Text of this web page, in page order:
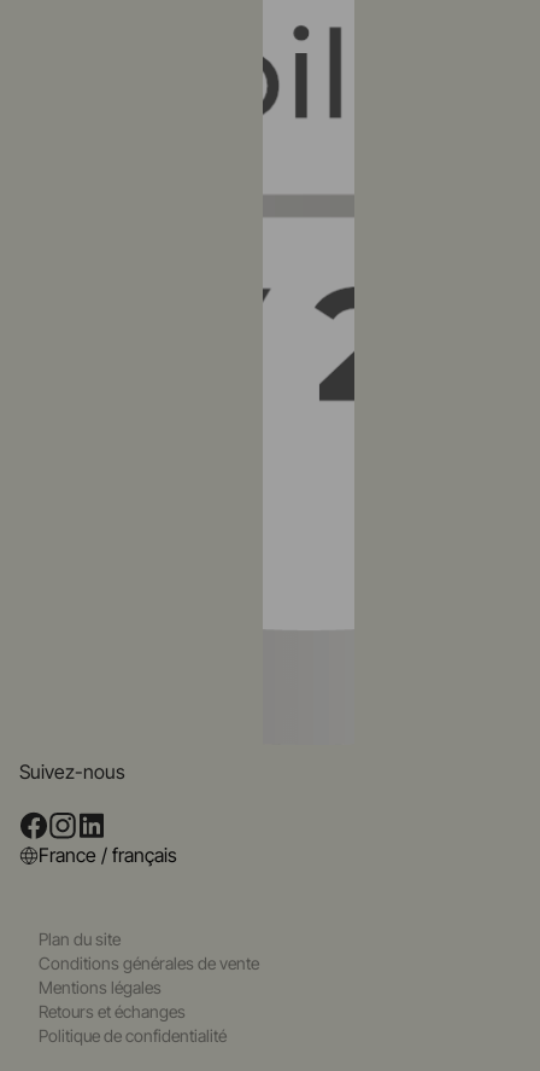
Suivez-nous
France / français
Plan du site
Conditions générales de vente
Mentions légales
Retours et échanges
Politique de confidentialité